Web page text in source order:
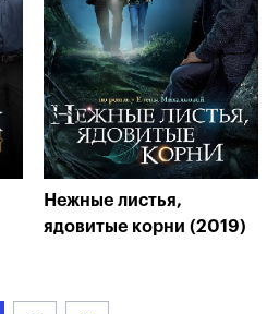
Нежные листья,
ядовитые корни (2019)